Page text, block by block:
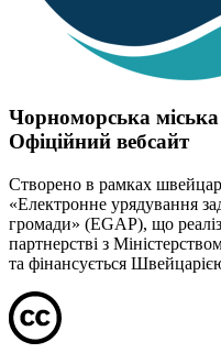
Чорноморська
Офіційний вебсайт
Створено в рамках
«Електронне урядування
громади» (EGAP), що
партнерстві з
та фінансується